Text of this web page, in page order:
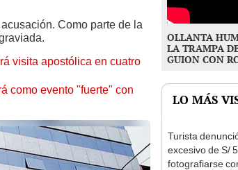
Como parte de la
visita apostólica en cuatro
como evento "fuerte" con
OLLANTA
LA TRAMPA
GUION CON
LO MÁS
Turista
excesivo de S/
fotografiarse